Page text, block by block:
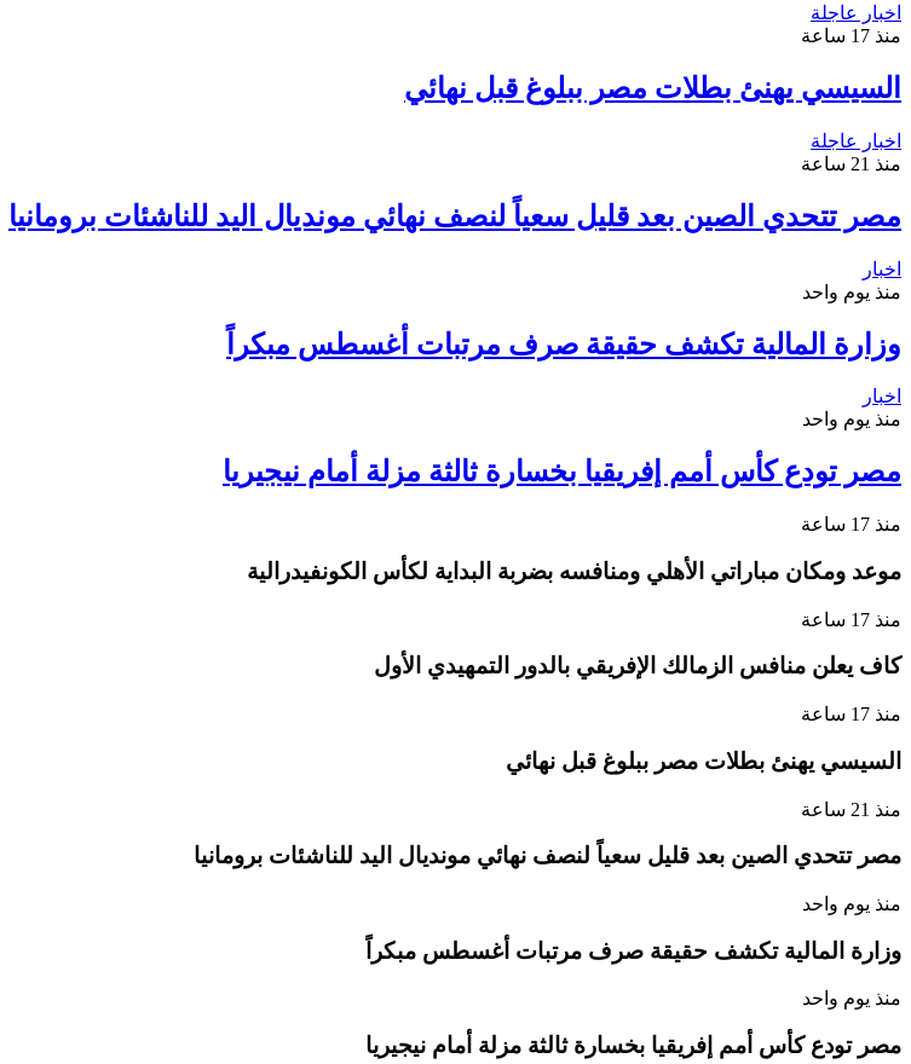
اخبار عاجلة
منذ 17 ساعة
السيسي يهنئ بطلات مصر ببلوغ قبل نهائي
اخبار عاجلة
منذ 21 ساعة
مصر تتحدي الصين بعد قليل سعياً لنصف نهائي مونديال اليد للناشئات برومانيا
اخبار
منذ يوم واحد
وزارة المالية تكشف حقيقة صرف مرتبات أغسطس مبكراً
اخبار
منذ يوم واحد
مصر تودع كأس أمم إفريقيا بخسارة ثالثة مزلة أمام نيجيريا
منذ 17 ساعة
موعد ومكان مباراتي الأهلي ومنافسه بضربة البداية لكأس الكونفيدرالية
منذ 17 ساعة
كاف يعلن منافس الزمالك الإفريقي بالدور التمهيدي الأول
منذ 17 ساعة
السيسي يهنئ بطلات مصر ببلوغ قبل نهائي
منذ 21 ساعة
مصر تتحدي الصين بعد قليل سعياً لنصف نهائي مونديال اليد للناشئات برومانيا
منذ يوم واحد
وزارة المالية تكشف حقيقة صرف مرتبات أغسطس مبكراً
منذ يوم واحد
مصر تودع كأس أمم إفريقيا بخسارة ثالثة مزلة أمام نيجيريا